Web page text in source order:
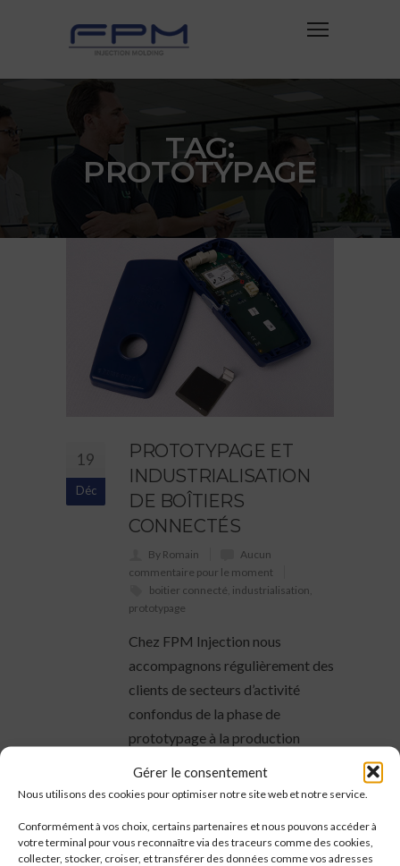
Gérer le consentement
Nous utilisons des cookies pour optimiser notre site web et notre service.
Conformément à vos choix, certains partenaires et nous pouvons accéder à
votre terminal pour vous reconnaître via des traceurs comme des cookies,
collecter, stocker, croiser, et transférer des données comme vos adresses
TAG:
PROTOTYPAGE
19
Déc
PROTOTYPAGE ET
INDUSTRIALISATION
DE BOÎTIERS
CONNECTÉS
By Romain
Aucun
commentaire pour le moment
boitier connecté industrialisation
prototypage
Chez FPM Injection nous
accompagnons régulièrement des
clients de secteurs d’activité
confondus de la phase de
prototypage à la production